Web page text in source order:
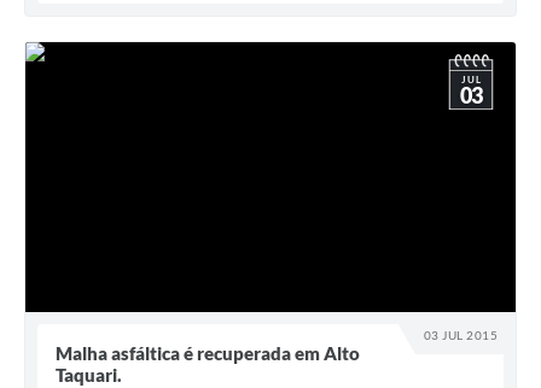
03 JUL 2015
JUL
03
Malha asfáltica é recuperada em Alto
Taquari.